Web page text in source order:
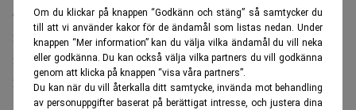
Om du klickar på knappen “Godkänn och stäng” så samtycker du
till att vi använder kakor för de ändamål som listas nedan. Under
knappen “Mer information” kan du välja vilka ändamål du vill neka
eller godkänna. Du kan också välja vilka partners du vill godkänna
genom att klicka på knappen “visa våra partners”.
Du kan när du vill återkalla ditt samtycke, invända mot behandling
av personuppgifter baserat på berättigat intresse, och justera dina
och uppgick till 86 miljoner kronor år 2020, en ökning
från 66 miljoner kronor 2019. Även resultatet förbättrades,
från -104 miljoner kronor år 2019 till -44 miljoner år
2020.